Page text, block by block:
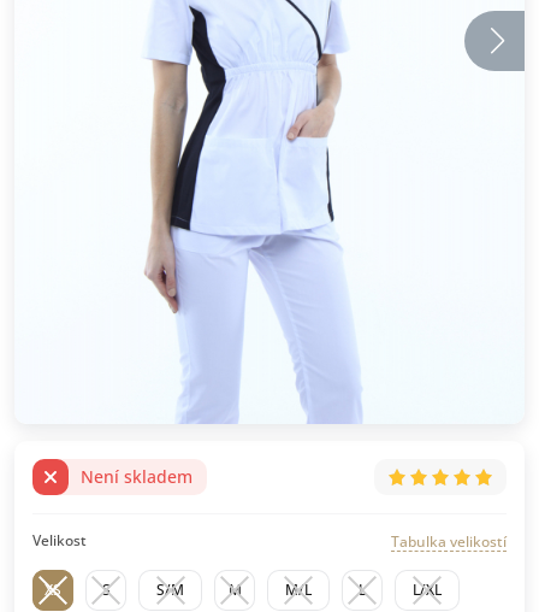
Není skladem
Velikost Tabulka velikostí
XS S S/M M M/L L L/XL